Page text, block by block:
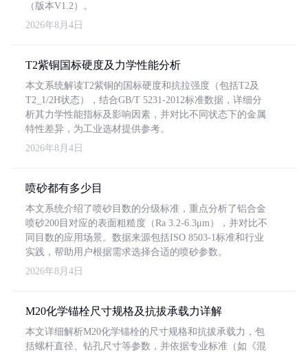
（版本V1.2）。
2026年8月4日
T2紫铜国标硬度及力学性能分析
本文系统解读T2紫铜的国标硬度和抗拉强度（包括T2及
T2_1/2H状态），结合GB/T 5231-2012标准数据，详细分
析其力学性能指标及影响因素，并对比不同状态下的金属
特性差异，为工业选材提供参考。
2026年8月4日
喷砂都有多少目
本文系统介绍了喷砂目数的分级标准，重点分析了铝合金
喷砂200目对应的表面粗糙度（Ra 3.2-6.3μm），并对比不
同目数的应用场景。数据来源包括ISO 8503-1标准和行业
实践，帮助用户根据需求选择合适的喷砂参数。
2026年8月4日
M20化学锚栓尺寸规格及抗拔承载力详解
本文详细解析M20化学锚栓的尺寸规格和抗拔承载力，包
括螺杆直径、钻孔尺寸等参数，并依据专业标准（如《混